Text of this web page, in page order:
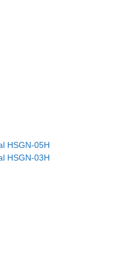
HSGN-05H
HSGN-03H